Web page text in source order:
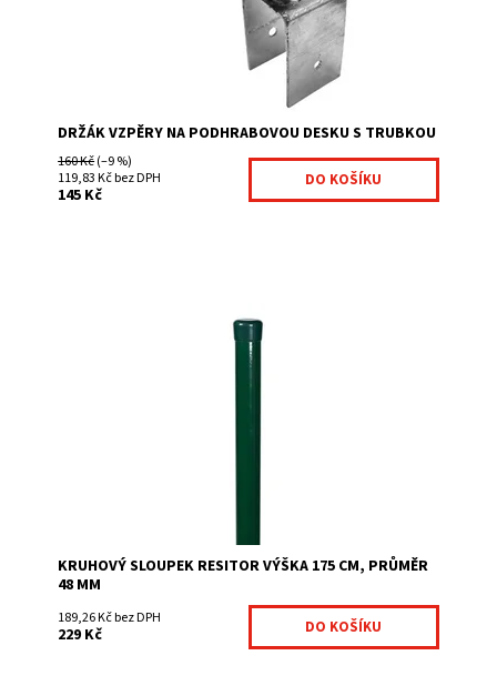
Fence consulting
DRŽÁK VZPĚRY NA PODHRABOVOU DESKU S TRUBKOU
160 Kč(–9 %)
119,83 Kč bez DPH
145 Kč
pozinkováno z vnitřní a vnější strany poplastováno (min.
60 mikronů) dlouhá životnost díky povrchové úpravě
KRUHOVÝ SLOUPEK RESITOR VÝŠKA 175 CM, PRŮMĚR
48 MM
189,26 Kč bez DPH
229 Kč